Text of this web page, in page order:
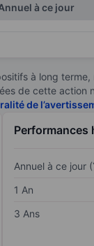
à ce jour
à long
de cette
de
Performances
Annuel à ce jour
1 An
3 Ans